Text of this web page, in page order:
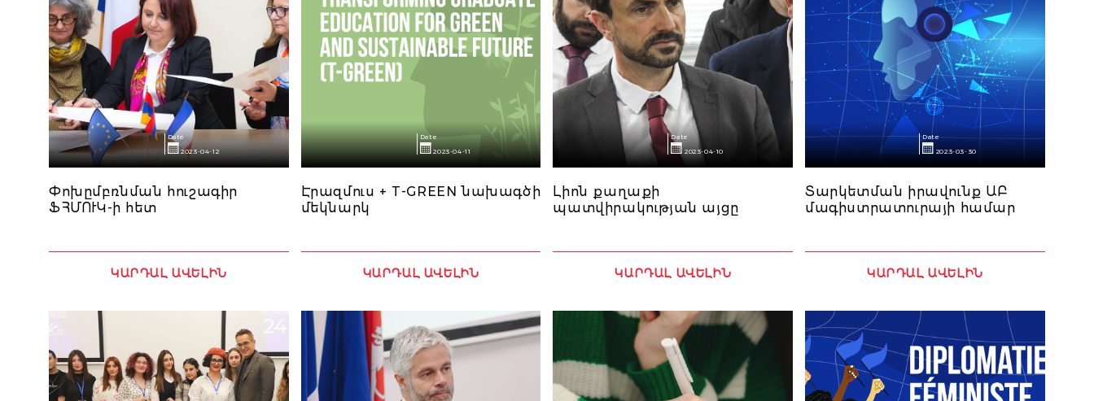
Date
2023-04-12
Փոխըմբռնման հուշագիր
ՖՀՄՈՒԿ-ի հետ
ԿԱՐԴԱԼ ԱՎԵԼԻՆ
Date
2023-04-11
Էրազմուս + T-GREEN նախագծի
մեկնարկ
ԿԱՐԴԱԼ ԱՎԵԼԻՆ
Date
2023-04-10
Լիոն քաղաքի
պատվիրակության այցը
ԿԱՐԴԱԼ ԱՎԵԼԻՆ
Date
2023-03-30
Տարկետման իրավունք ԱԲ
մագիստրատուրայի համար
ԿԱՐԴԱԼ ԱՎԵԼԻՆ